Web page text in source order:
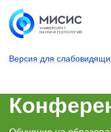
Версия для